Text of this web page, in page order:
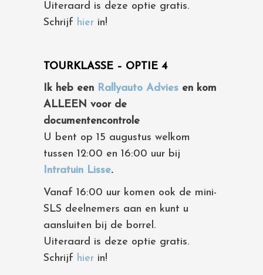
Uiteraard is deze optie gratis.
Schrijf hier in!
TOURKLASSE – OPTIE 4
Ik heb een Rallyauto Advies en kom
ALLEEN voor de
documentencontrole
U bent op 15 augustus welkom
tussen 12:00 en 16:00 uur bij
Intratuin Lisse.
Vanaf 16:00 uur komen ook de mini-
SLS deelnemers aan en kunt u
aansluiten bij de borrel.
Uiteraard is deze optie gratis.
Schrijf hier in!